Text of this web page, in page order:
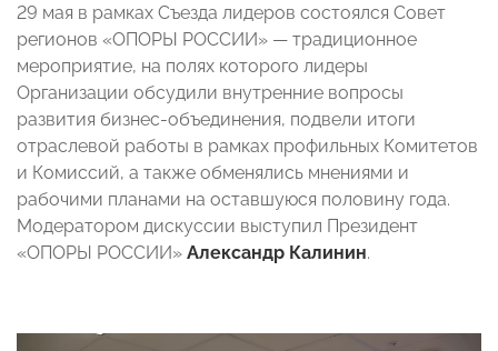
29 мая в рамках Съезда лидеров состоялся Совет
регионов «ОПОРЫ РОССИИ» — традиционное
мероприятие, на полях которого лидеры
Организации обсудили внутренние вопросы
развития бизнес-объединения, подвели итоги
отраслевой работы в рамках профильных Комитетов
и Комиссий, а также обменялись мнениями и
рабочими планами на оставшуюся половину года.
Модератором дискуссии выступил Президент
«ОПОРЫ РОССИИ» Александр Калинин.